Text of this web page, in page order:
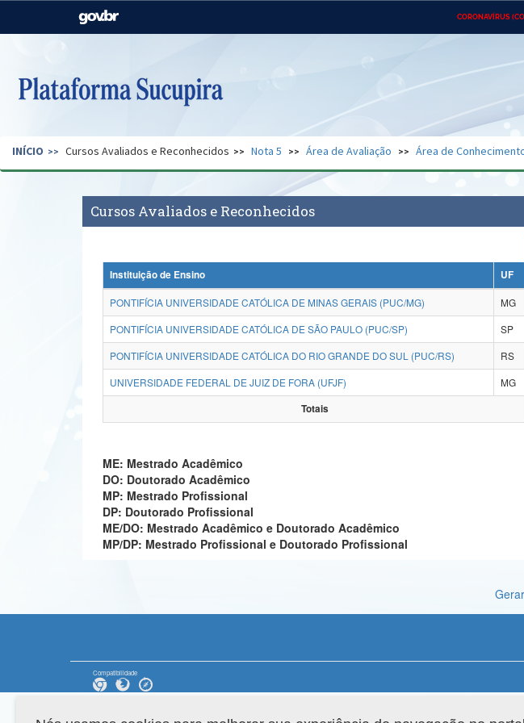
CORONAVÍRUS
Casa Civil
Pecuária e Abastecimento
Ministério do Desenvolvimento
Regional
Secretaria de Governo Gabinete de Segurança Advocacia-Geral da União
INÍCIO Cursos Avaliados e Reconhecidos Nota 5 Área de Avaliação Área de
Cursos Avaliados e Reconhecidos
Instituição de Ensino
UF
PONTIFÍCIA UNIVERSIDADE CATÓLICA DE MINAS GERAIS (PUC/MG)
MG
PONTIFÍCIA UNIVERSIDADE CATÓLICA DE SÃO PAULO (PUC/SP)
SP
PONTIFÍCIA UNIVERSIDADE CATÓLICA DO RIO GRANDE DO SUL (PUC/RS)
RS
UNIVERSIDADE FEDERAL DE JUIZ DE FORA (UFJF)
MG
Totais
ME: Mestrado Acadêmico
DO: Doutorado Acadêmico
MP: Mestrado Profissional
DP: Doutorado Profissional
ME/DO: Mestrado Acadêmico e Doutorado Acadêmico
MP/DP: Mestrado Profissional e Doutorado Profissional
Compatibilidade